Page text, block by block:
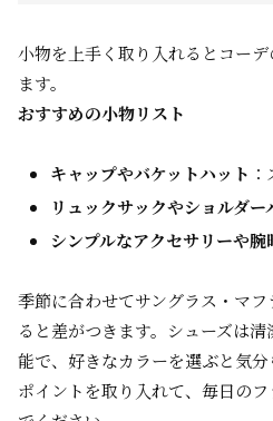
小物を上手く取り入れるとコー
ます。
おすすめの小物リスト
キャップやバケットハット
リュックサックやショルダー
シンプルなアクセサリーや腕
季節に合わせてサングラス・マ
ると差がつきます。シューズは
能で、好きなカラーを選ぶと気
ポイントを取り入れて、毎日の